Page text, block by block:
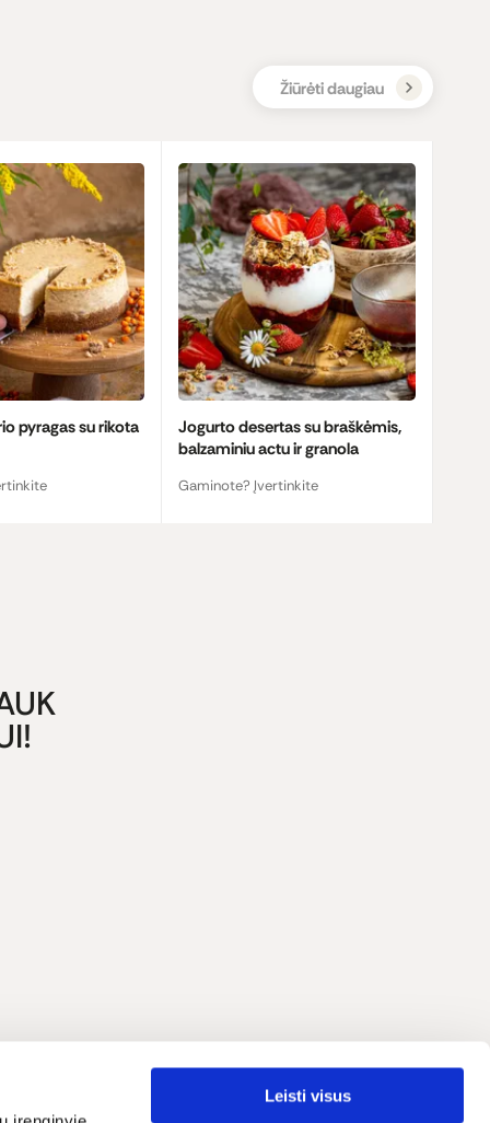
Leisti visus
Žiūrėti daugiau
pyragas su rikota
Jogurto desertas su braškėmis,
balzaminiu actu ir granola
Gaminote? Įvertinkite
Lietuvių